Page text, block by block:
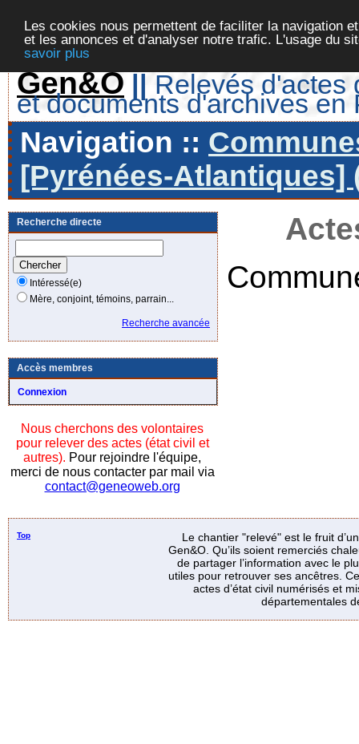
Les cookies nous permettent de faciliter la navigation
et les annonces et d'analyser notre trafic. L'usage du
savoir plus
Gen&O || Relevés d'actes
et documents d'archives en
Navigation ::
[Pyrénées-Atlantiques]
Recherche directe
Intéressé(e)
Mère, conjoint, témoins, parrain...
Recherche avancée
Accès membres
Connexion
Nous cherchons des volontaires
pour relever des actes (état civil et
autres). Pour rejoindre l'équipe,
merci de nous contacter par mail via
contact@geneoweb.org
Top
Le chantier "relevé" est le fruit
Gen&O. Qu’ils soient remerciés
de partager l’information avec le
utiles pour retrouver ses ancêtres.
actes d’état civil numérisés et
départementales